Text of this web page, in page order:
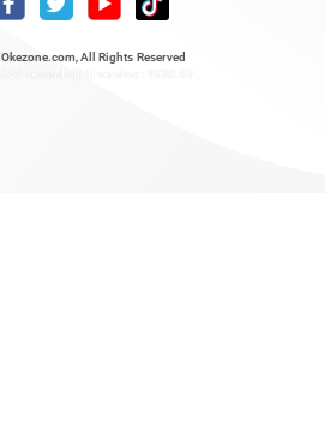
Okezone.com , All Rights Reserved